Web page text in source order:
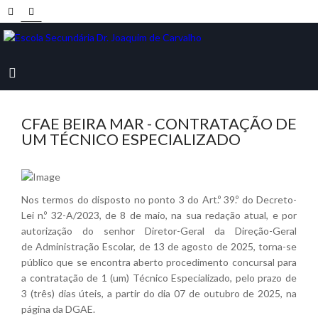
CFAE BEIRA MAR - CONTRATAÇÃO DE
UM TÉCNICO ESPECIALIZADO
Nos termos do disposto no ponto 3 do Art.º 39.º do Decreto-
Lei n.º 32-A/2023, de 8 de maio, na sua redação atual, e por
autorização do senhor Diretor-Geral da Direção-Geral
de Administração Escolar, de 13 de agosto de 2025, torna-se
público que se encontra aberto procedimento concursal para
a contratação de 1 (um) Técnico Especializado, pelo prazo de
3 (três) dias úteis, a partir do dia 07 de outubro de 2025, na
página da DGAE.